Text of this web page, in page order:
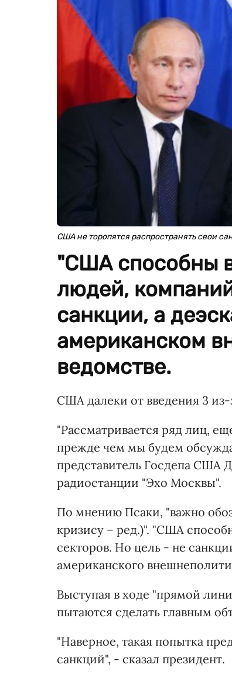
США не торопятся распространять свои
"США способны
людей,
санкции, а
американском
ведомстве.
США далеки от введения 3 из-
"Рассматривается ряд лиц,
прежде чем мы будем
представитель Госдепа США
радиостанции "Эхо Москвы".
По мнению Псаки, "важно
кризису – ред.)". "США
секторов. Но цель - не
американского
Выступая в ходе "прямой
пытаются сделать главным
"Наверное, такая попытка
санкций", - сказал президент.